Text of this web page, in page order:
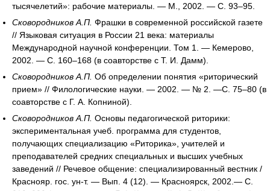
тысячелетий»: рабочие материалы. — М., 2002. — С. 93–95.
Сковородников А.П. Фрашки в современной российской газете
// Языковая ситуация в России 21 века: материалы
Международной научной конференции. Том 1. — Кемерово,
2002. — С. 160–168 (в соавторстве с Т. И. Дамм).
Сковородников А.П. Об определении понятия «риторический
прием» // Филологические науки. — 2002. — № 2. —С. 75–80 (в
соавторстве с Г. А. Копниной).
Сковородников А.П. Основы педагогической риторики:
экспериментальная учеб. программа для студентов,
получающих специализацию «Риторика», учителей и
преподавателей средних специальных и высших учебных
заведений // Речевое общение: специализированный вестник /
Краснояр. гос. ун-т. — Вып. 4 (12). — Красноярск, 2002.— С.